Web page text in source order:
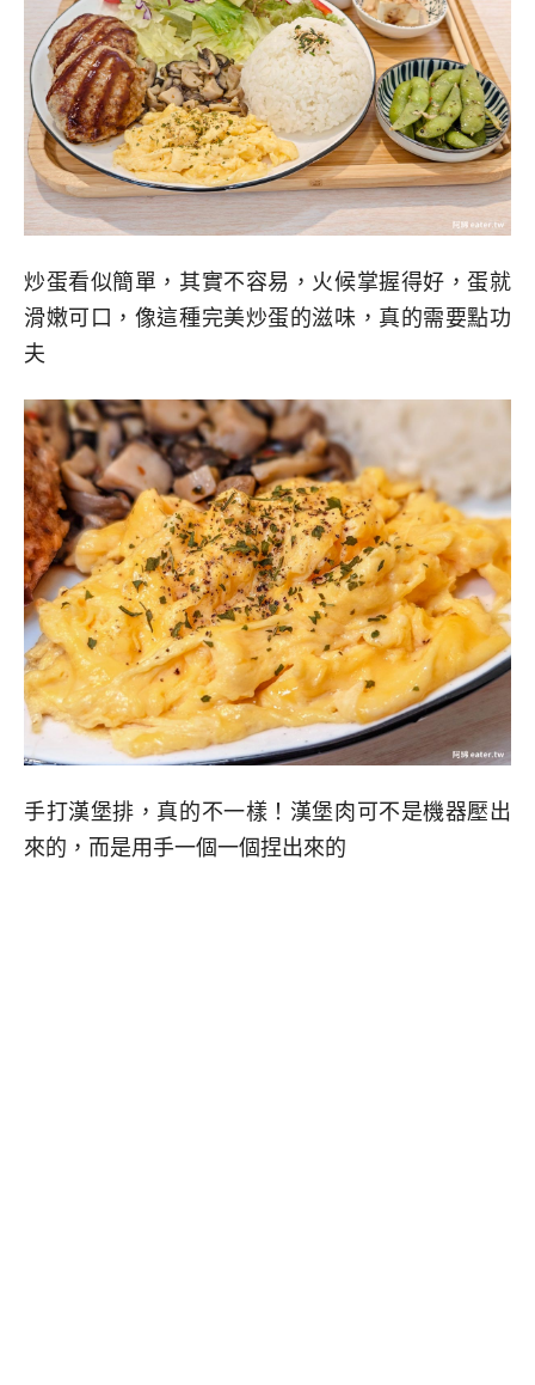
炒蛋看似簡單，其實不容易，火候掌握得好，蛋就
滑嫩可口，像這種完美炒蛋的滋味，真的需要點功
夫
手打漢堡排，真的不一樣！漢堡肉可不是機器壓出
來的，而是用手一個一個捏出來的